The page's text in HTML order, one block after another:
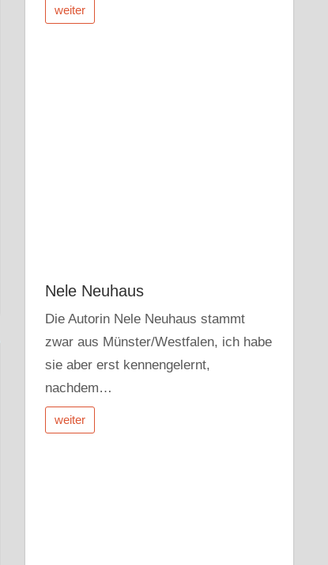
weiter
Nele Neuhaus
Die Autorin Nele Neuhaus stammt
zwar aus Münster/Westfalen, ich habe
sie aber erst kennengelernt,
nachdem…
weiter